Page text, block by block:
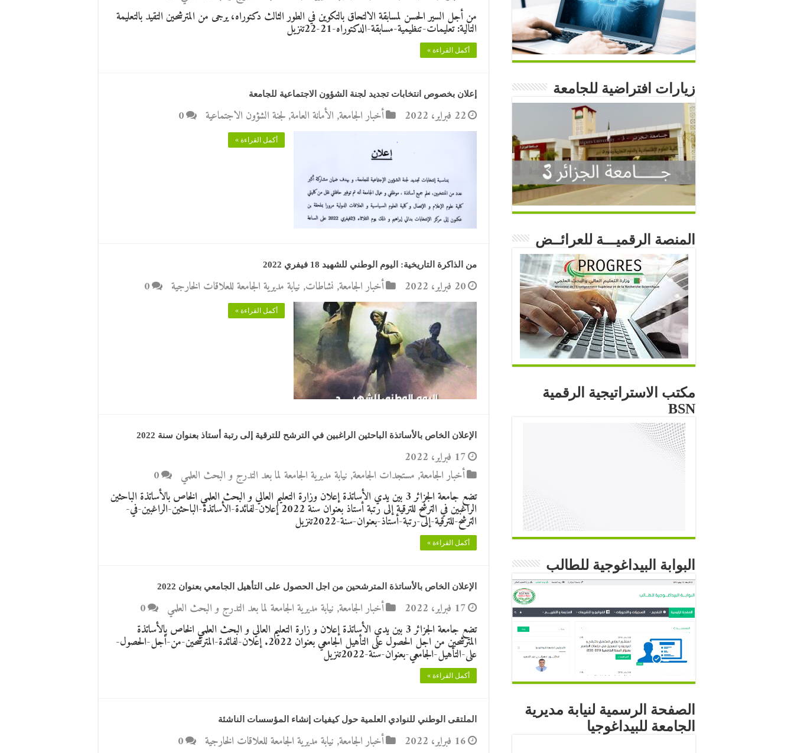
من أجل السير الحسن لمسابقة الالتحاق بالتكوين في الطور الثالث دكتوراه، يرجى من المترشحين التقيد بالتعليمة
التالية: تعليمات-تنظيمية-مسابقة-الدكتوراه-21-22تنزيل
أكمل القراءة »
إعلان بخصوص انتخابات تجديد لجنة الشؤون الاجتماعية للجامعة
22 فبراير، 2022 أخبار الجامعة, الأمانة العامة,لجنة الشؤون الاجتماعية 0
أكمل القراءة »
من الذاكرة التاريخية: اليوم الوطني للشهيد 18 فيفري 2022
20 فبراير، 2022 أخبار الجامعة, نشاطات, نيابة مديرية الجامعة للعلاقات الخارجية 0
أكمل القراءة »
الإعلان الخاص بالأساتذة الباحثين الراغبين في الترشح للترقية إلى رتبة أستاذ بعنوان سنة 2022
17 فبراير، 2022
أخبار الجامعة, مستجدات الجامعة, نيابة مديرية الجامعة لما بعد التدرج و البحث العلمي
0
تضع جامعة الجزائر 3 بين يدي الأساتذة إعلان وزارة التعليم العالي و البحث العلمي الخاص بالأساتذة الباحثين
الراغبين في الترشح للترقية إلى رتبة أستاذ بعنوان سنة 2022 إعلان-لفائدة-الأساتذة-الباحثين-الراغبين-في-
الترشح-للترقية-إلى-رتبة-أستاذ-بعنوان-سنة-2022تنزيل
أكمل القراءة »
الإعلان الخاص بالأساتذة المترشحين من اجل الحصول على التأهيل الجامعي بعنوان 2022
17 فبراير، 2022 أخبار الجامعة, نيابة مديرية الجامعة لما بعد التدرج و البحث العلمي
0
تضع جامعة الجزائر 3 بين يدي الأساتذة إعلان و زارة التعليم العالي و البحث العلمي الخاص بالأساتذة
المترشحين من اجل الحصول على التأهيل الجامعي بعنوان 2022. إعلان-لفائدة-المترشحين-من-أجل-الحصول-
على-التأهيل-الجامعي-بعنوان-سنة-2022تنزيل
أكمل القراءة »
الملتقى الوطني للنوادي العلمية حول كيفيات إنشاء المؤسسات الناشئة
16 فبراير، 2022 أخبار الجامعة, نيابة مديرية الجامعة للعلاقات الخارجية
0
زيارات افتراضية للجامعة
المنصة الرقميـــة للعرائــض
مكتب الاستراتيجية الرقمية
BSN
البوابة البيداغوجية للطالب
الصفحة الرسمية لنيابة مديرية
الجامعة للبيداغوجيا